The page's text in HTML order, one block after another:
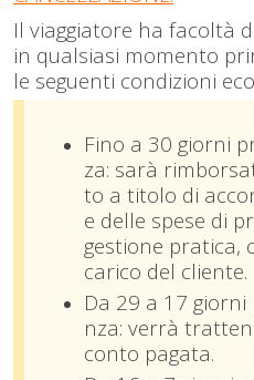
Il viaggiatore ha facoltà
in qualsiasi momento
le seguenti condizioni
Fino a 30 giorni
za: sarà
to a titolo di
e delle spese di
gestione pratica,
carico del cliente.
Da 29 a 17
nza: verrà
conto pagata.